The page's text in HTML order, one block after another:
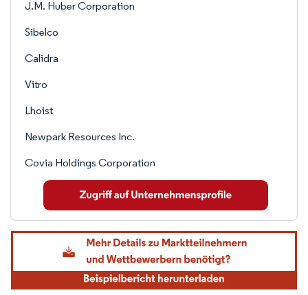
J.M. Huber Corporation
Sibelco
Calidra
Vitro
Lhoist
Newpark Resources Inc.
Covia Holdings Corporation